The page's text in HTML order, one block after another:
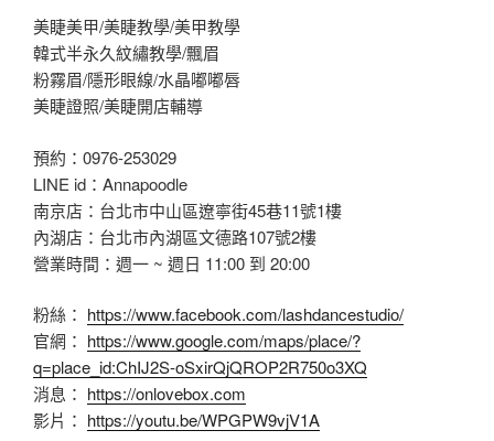
美睫美甲/美睫教學/美甲教學
韓式半永久紋繡教學/飄眉
粉霧眉/隱形眼線/水晶嘟嘟唇
美睫證照/美睫開店輔導
預約：0976-253029
LINE id：Annapoodle
南京店：台北市中山區遼寧街45巷11號1樓
內湖店：台北市內湖區文德路107號2樓
營業時間：週一 ~ 週日 11:00 到 20:00
粉絲： https://www.facebook.com/lashdancestudio/
官網： https://www.google.com/maps/place/?
q=place_id:ChIJ2S-oSxirQjQROP2R750o3XQ
消息： https://onlovebox.com
影片： https://youtu.be/WPGPW9vjV1A